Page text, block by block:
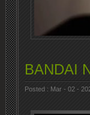
BANDAI
Posted : Mar - 02 -